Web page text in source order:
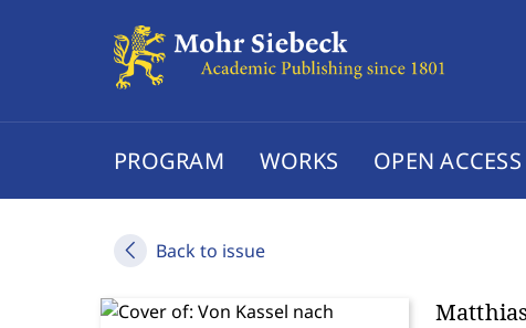
PROGRAM WORKS OPEN ACCESS
Back to issue